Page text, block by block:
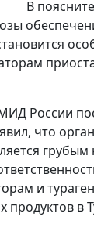
В
России
что
и
продуктов